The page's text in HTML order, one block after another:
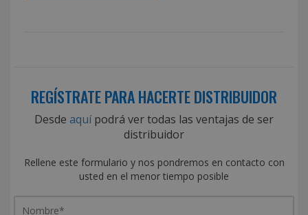
REGÍSTRATE PARA HACERTE DISTRIBUIDOR
Desde aquípodrá ver todas las ventajas de ser
distribuidor
Rellene este formulario y nos pondremos en contacto con
usted en el menor tiempo posible